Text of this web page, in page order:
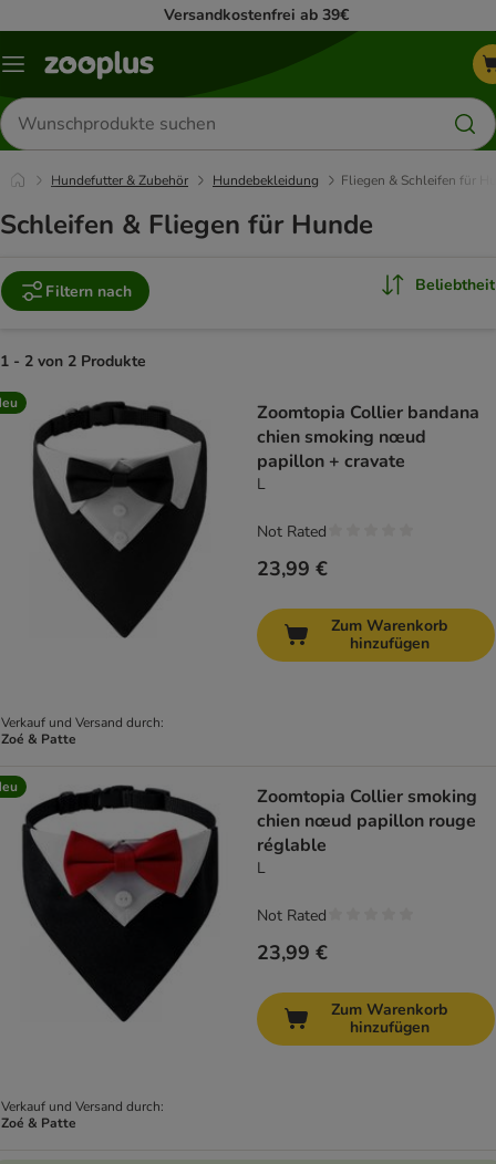
Versandkostenfrei ab 39€
Menü
Produkte
suchen
Hundefutter & Zubehör Hundebekleidung Fliegen & Schleifen für
Schleifen & Fliegen für Hunde
Filtern nach Beliebtheit
1 - 2 von 2 Produkte
product items have been changed
Verkauf und Versand durch:
Zoé & Patte
Zoomtopia Collier bandana
chien smoking nœud
papillon + cravate
L
23,99 €
Not Rated
Zum Warenkorb
hinzufügen
Verkauf und Versand durch:
Zoé & Patte
Zoomtopia Collier smoking
chien nœud papillon rouge
réglable
L
23,99 €
Not Rated
Zum Warenkorb
hinzufügen